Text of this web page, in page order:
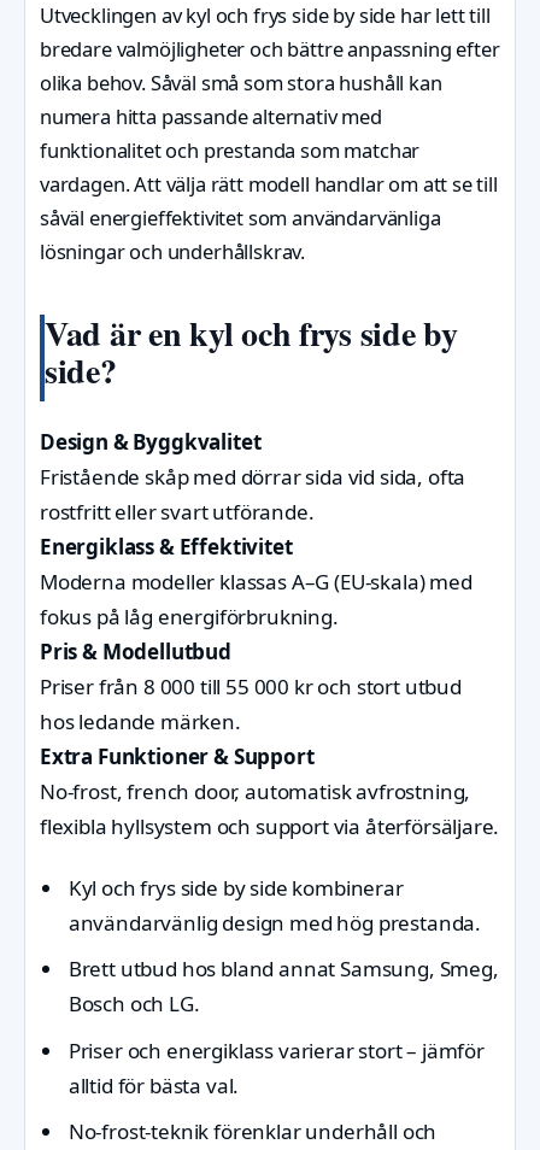
Utvecklingen av kyl och frys side by side har lett till
bredare valmöjligheter och bättre anpassning efter
olika behov. Såväl små som stora hushåll kan
numera hitta passande alternativ med
funktionalitet och prestanda som matchar
vardagen. Att välja rätt modell handlar om att se till
såväl energieffektivitet som användarvänliga
lösningar och underhållskrav.
Vad är en kyl och frys side by
side?
Design & Byggkvalitet
Fristående skåp med dörrar sida vid sida, ofta
rostfritt eller svart utförande.
Energiklass & Effektivitet
Moderna modeller klassas A–G (EU-skala) med
fokus på låg energiförbrukning.
Pris & Modellutbud
Priser från 8 000 till 55 000 kr och stort utbud
hos ledande märken.
Extra Funktioner & Support
No-frost, french door, automatisk avfrostning,
flexibla hyllsystem och support via återförsäljare.
Kyl och frys side by side kombinerar
användarvänlig design med hög prestanda.
Brett utbud hos bland annat Samsung, Smeg,
Bosch och LG.
Priser och energiklass varierar stort – jämför
alltid för bästa val.
No-frost-teknik förenklar underhåll och